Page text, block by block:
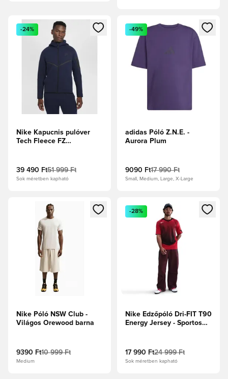
Megnyit egy modált a bejelentkezéshez vagy a tagként
-24%
Nike Kapucnis pulóver
Tech Fleece FZ
39 490 Ft51 999 Ft
Sok méretben kapható
Megnyit egy modált a
-49%
adidas Póló Z.N.E. -
Aurora Plum
9090 Ft17 990 Ft
Small, Medium, Large, X-Large
Megnyit egy modált a bejelentkezéshez vagy a tagként
Nike Póló NSW Club -
Világos Orewood barna
9390 Ft10 999 Ft
Medium
Megnyit egy modált a
-28%
Nike Edzőpóló Dri-FIT T90
Energy Jersey - Sportos
17 990 Ft24 999 Ft
Sok méretben kapható